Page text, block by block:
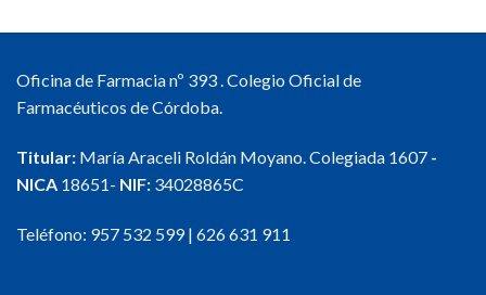
Oficina de Farmacia nº 393 . Colegio Oficial de
Farmacéuticos de Córdoba.
Titular: María Araceli Roldán Moyano. Colegiada 1607 -
NICA 18651- NIF: 34028865C
Teléfono: 957 532 599| 626 631 911